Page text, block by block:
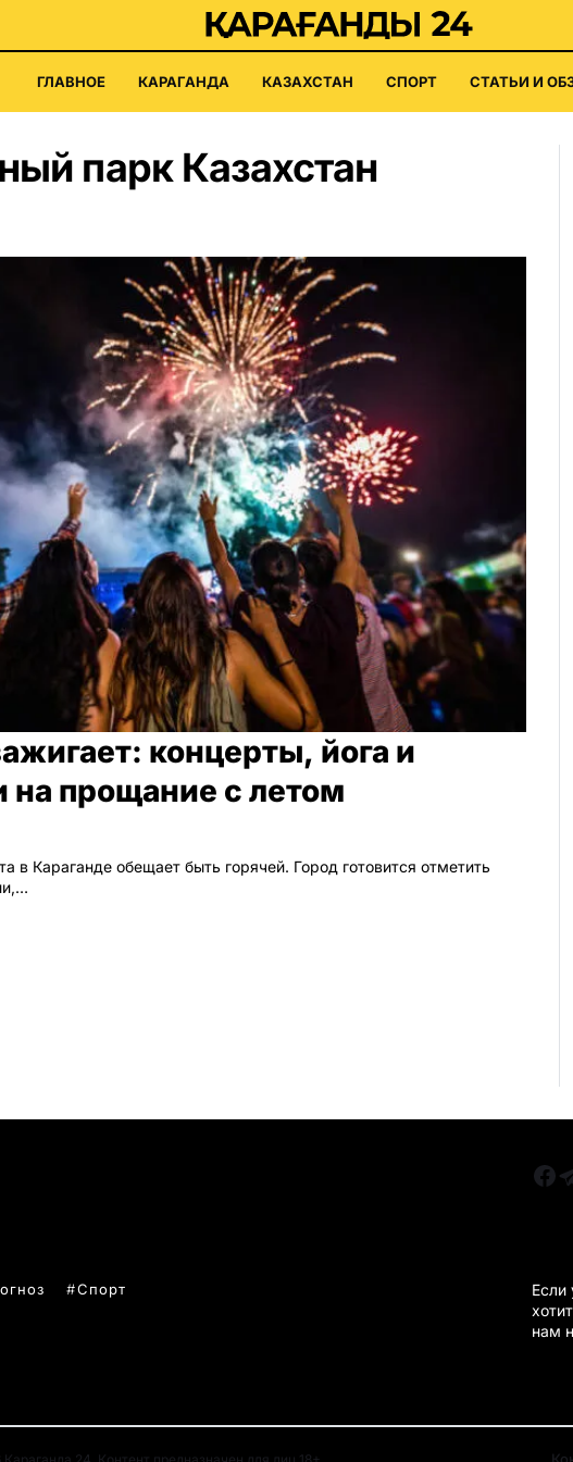
ГЛАВНОЕ КАРАГАНДА КАЗАХСТАН СПОРТ СТАТЬИ И
парк Казахстан
концерты, йога и
на прощание с летом
в Караганде обещает быть горячей. Город готовится отметить
Спорт
Если
нам
24. Контент предназначен для лиц 18+.